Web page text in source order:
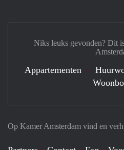
Op Kamer Amsterdam vind en
Niks leuks gevonden? Dit
Appartementen